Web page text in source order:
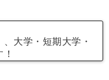
大学・短期大学・